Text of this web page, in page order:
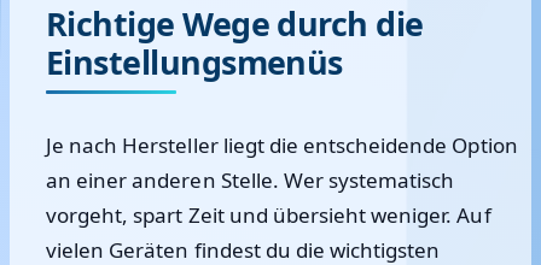
Richtige Wege durch die
Einstellungsmenüs
Je nach Hersteller liegt die entscheidende Option
an einer anderen Stelle. Wer systematisch
vorgeht, spart Zeit und übersieht weniger. Auf
vielen Geräten findest du die wichtigsten